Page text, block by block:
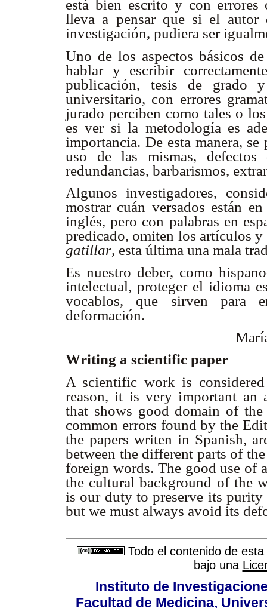
está bien escrito y con errores
lleva a pensar que si el autor
investigación, pudiera ser
Uno de los aspectos básicos
hablar y escribir
publicación, tesis de grado
universitario, con errores
jurado perciben como tales o
es ver si la metodología es
importancia. De esta manera,
uso de las mismas, defectos
redundancias, barbarismos,
Algunos investigadores,
mostrar cuán versados están
inglés, pero con palabras en
predicado, omiten los artículos
gatillar, esta última una mala
Es nuestro deber, como
intelectual, proteger el idioma
vocablos, que sirven para
deformación.
Writing a scientific paper
A scientific work is
reason, it is very important an
that shows good domain of
common errors found by the
the papers writen in Spanish,
between the different parts of
foreign words. The good use of
the cultural background of the
is our duty to preserve its
but we must always avoid its
Todo el contenido de
bajo una
Instituto de
Facultad de Medicina,